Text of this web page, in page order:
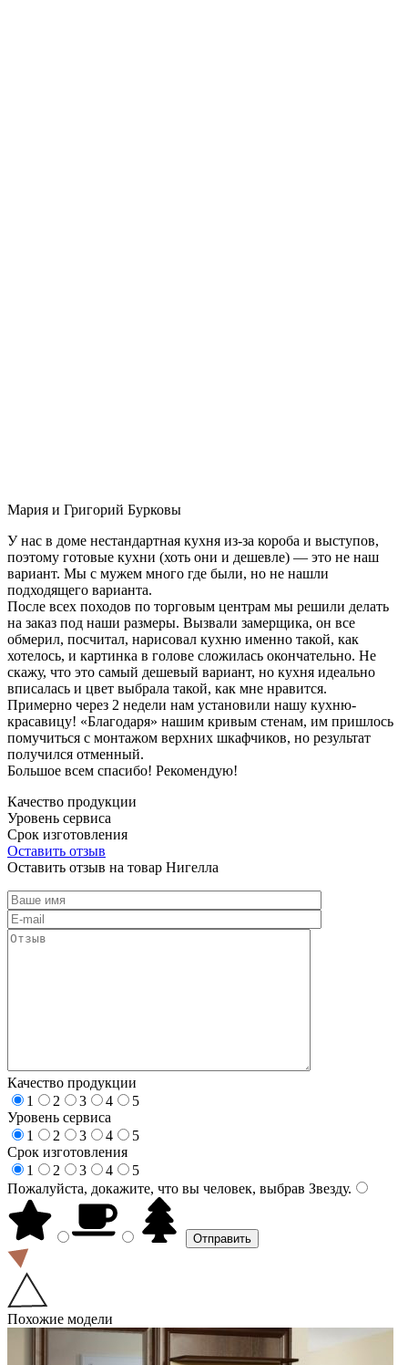
Мария и Григорий Бурковы
У нас в доме нестандартная кухня из-за короба и выступов,
поэтому готовые кухни (хоть они и дешевле) — это не наш
вариант. Мы с мужем много где были, но не нашли
подходящего варианта.
После всех походов по торговым центрам мы решили делать
на заказ под наши размеры. Вызвали замерщика, он все
обмерил, посчитал, нарисовал кухню именно такой, как
хотелось, и картинка в голове сложилась окончательно. Не
скажу, что это самый дешевый вариант, но кухня идеально
вписалась и цвет выбрала такой, как мне нравится.
Примерно через 2 недели нам установили нашу кухню-
красавицу! «Благодаря» нашим кривым стенам, им пришлось
помучиться с монтажом верхних шкафчиков, но результат
получился отменный.
Большое всем спасибо! Рекомендую!
Качество продукции
Уровень сервиса
Срок изготовления
Оставить отзыв
Оставить отзыв на товар Нигелла
Качество продукции
1
2 3 4
5
Уровень сервиса
1
2 3 4
5
Срок изготовления
1
2 3 4
5
Пожалуйста, докажите, что вы человек, выбрав Звезду.
Похожие модели